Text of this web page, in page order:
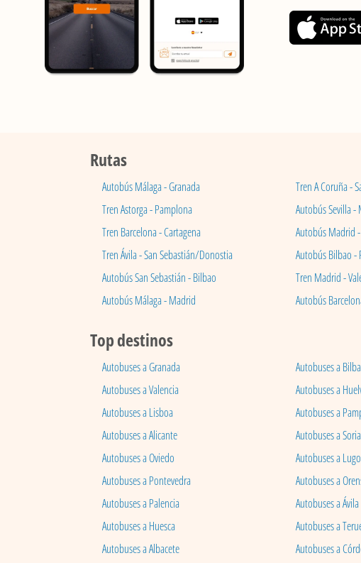
Rutas
Autobús Málaga - Granada Tren A Coruña -
Tren Astorga - Pamplona
Autobús Sevilla -
Tren Barcelona - Cartagena
Autobús Madrid
Tren Ávila - San Sebastián/Donostia
Autobús Bilbao -
Autobús San Sebastián - Bilbao
Tren Madrid -
Autobús Málaga - Madrid
Autobús
Top destinos
Autobuses a Granada Autobuses a
Autobuses a Valencia
Autobuses a
Autobuses a Lisboa
Autobuses a
Autobuses a Alicante
Autobuses a Soria
Autobuses a Oviedo
Autobuses a Lugo
Autobuses a Pontevedra
Autobuses a
Autobuses a Palencia
Autobuses a Ávila
Autobuses a Huesca
Autobuses a
Autobuses a Albacete
Autobuses a